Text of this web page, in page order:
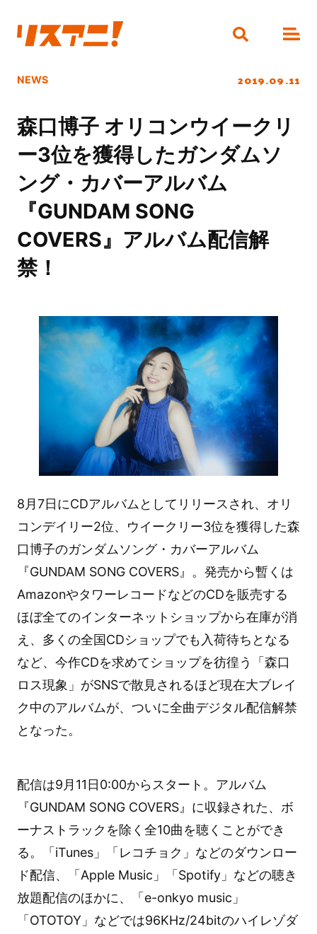
NEWS 2019.09.11
森口博子 オリコンウイークリ
ー3位を獲得したガンダムソ
ング・カバーアルバム
『GUNDAM SONG
COVERS』アルバム配信解
禁！
8月7日にCDアルバムとしてリリースされ、オリ
コンデイリー2位、ウイークリー3位を獲得した森
口博子のガンダムソング・カバーアルバム
『GUNDAM SONG COVERS』。発売から暫くは
AmazonやタワーレコードなどのCDを販売する
ほぼ全てのインターネットショップから在庫が消
え、多くの全国CDショップでも入荷待ちとなる
など、今作CDを求めてショップを彷徨う「森口
ロス現象」がSNSで散見されるほど現在大ブレイ
ク中のアルバムが、ついに全曲デジタル配信解禁
となった。
配信は9月11日0:00からスタート。アルバム
『GUNDAM SONG COVERS』に収録された、ボ
ーナストラックを除く全10曲を聴くことができ
る。「iTunes」「レコチョク」などのダウンロー
ド配信、「Apple Music」「Spotify」などの聴き
放題配信のほかに、「e-onkyo music」
「OTOTOY」などでは96KHz/24bitのハイレゾダ